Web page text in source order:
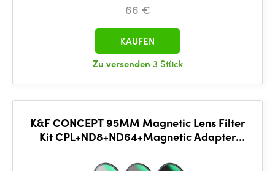
66 €
Zu versenden 3 Stück
KAUFEN
K&F CONCEPT 95MM Magnetic Lens Filter
Kit CPL+ND8+ND64+Magnetic Adapter